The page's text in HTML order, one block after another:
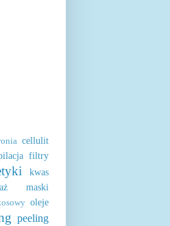
cellulit
filtry
kwas
maski
oleje
peeling